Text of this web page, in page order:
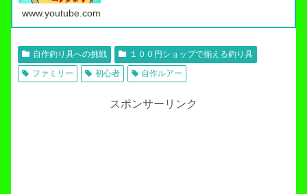
www.youtube.com
自作釣り具への挑戦
１００円ショップで揃える釣り具
ファミリー
初心者 自作ルアー
スポンサーリンク